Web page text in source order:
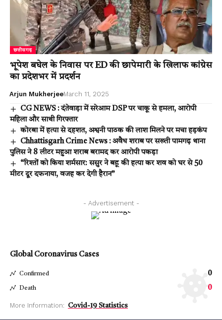
छत्तीसगढ़
भूपेश बघेल के निवास पर ED की छापेमारी के खिलाफ कांग्रेस
का प्रदेशभर में प्रदर्शन
Arjun MukherjeeMarch 11, 2025
CG NEWS : दंतेवाड़ा में सरेआम DSP पर चाकू से हमला, आरोपी
महिला और साथी गिरफ्तार
कोरबा में हत्या से दहशत, अश्वनी पाठक की लाश मिलने पर मचा हड़कंप
Chhattisgarh Crime News : अवैध शराब पर सख्ती पामगढ़ थाना
पुलिस ने 8 लीटर महुआ शराब बरामद कर आरोपी पकड़ा
“रिश्तों को किया शर्मसार: ससुर ने बहू की हत्या कर शव को घर से 50
मीटर दूर दफनाया, वजह कर देगी हैरान”
- Advertisement -
Global Coronavirus Cases
Confirmed 0
Death 0
More Information: Covid-19 Statistics